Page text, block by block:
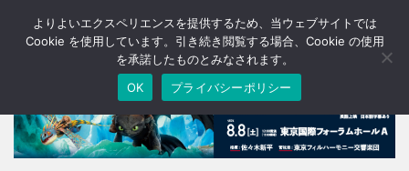
T
o
n
a
v
よりよいエクスペリエンスを提供するため、当ウェブサイトでは
Cookie を使用しています。引き続き閲覧する場合、Cookie の使用
を承諾したものとみなされます。
OK
プライバシーポリシー